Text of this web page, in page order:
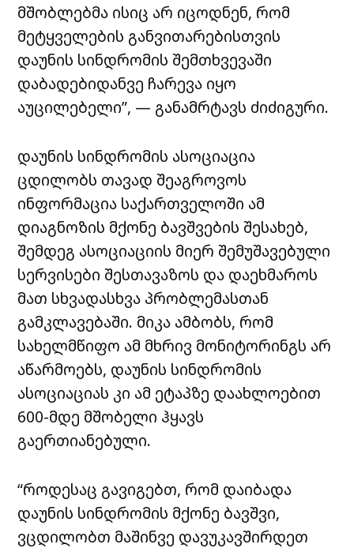
მშობლებმა ისიც არ იცოდნენ, რომ
მეტყველების განვითარებისთვის
დაუნის სინდრომის შემთხვევაში
დაბადებიდანვე ჩარევა იყო
აუცილებელი”, — განამრტავს ძიძიგური.
დაუნის სინდრომის ასოციაცია
ცდილობს თავად შეაგროვოს
ინფორმაცია საქართველოში ამ
დიაგნოზის მქონე ბავშვების შესახებ,
შემდეგ ასოციაციის მიერ შემუშავებული
სერვისები შესთავაზოს და დაეხმაროს
მათ სხვადასხვა პრობლემასთან
გამკლავებაში. მიკა ამბობს, რომ
სახელმწიფო ამ მხრივ მონიტორინგს არ
აწარმოებს, დაუნის სინდრომის
ასოციაციას კი ამ ეტაპზე დაახლოებით
600-მდე მშობელი ჰყავს
გაერთიანებული.
“როდესაც გავიგებთ, რომ დაიბადა
დაუნის სინდრომის მქონე ბავშვი,
ვცდილობთ მაშინვე დავუკავშირდეთ